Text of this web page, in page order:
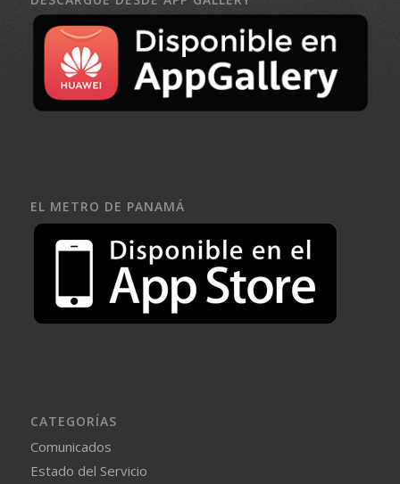
EL METRO DE PANAMÁ
CATEGORÍAS
Comunicados
Estado del Servicio